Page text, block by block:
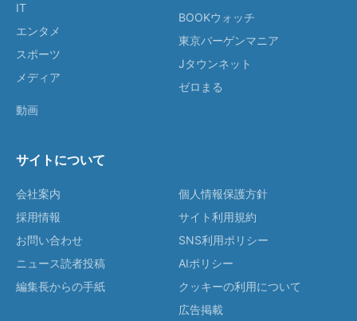
IT
エンタメ
スポーツ
メディア
動画
BOOKウォッチ
東京バーゲンマニア
Jタウンネット
ゼロまる
サイトについて
会社案内
採用情報
お問い合わせ
ニュース読者投稿
編集長からの手紙
個人情報保護方針
サイト利用規約
SNS利用ポリシー
AIポリシー
クッキーの利用について
広告掲載